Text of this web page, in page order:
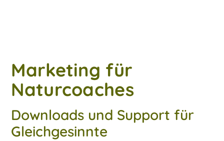
Marketing für
Naturcoaches
Downloads und Support für
Gleichgesinnte